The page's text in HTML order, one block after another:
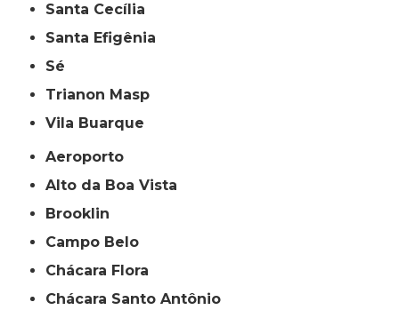
Santa Cecília
Santa Efigênia
Sé
Trianon Masp
Vila Buarque
Aeroporto
Alto da Boa Vista
Brooklin
Campo Belo
Chácara Flora
Chácara Santo Antônio